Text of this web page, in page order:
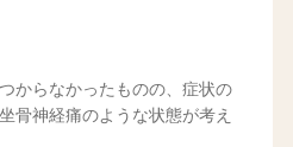
からなかったものの、症状の
骨神経痛のような状態が考え